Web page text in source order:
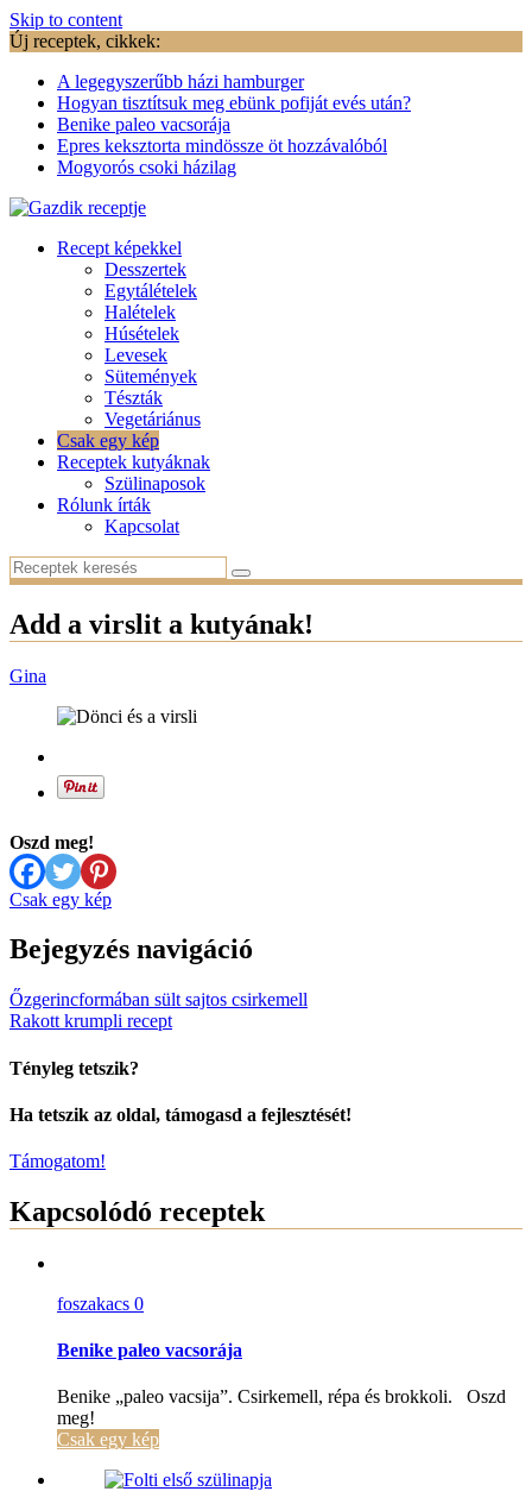
Skip to content
Új receptek, cikkek:
A legegyszerűbb házi hamburger
Hogyan tisztítsuk meg ebünk pofiját evés után?
Benike paleo vacsorája
Epres keksztorta mindössze öt hozzávalóból
Mogyorós csoki házilag
Recept képekkel
Desszertek
Egytálételek
Halételek
Húsételek
Levesek
Sütemények
Tészták
Vegetáriánus
Csak egy kép
Receptek kutyáknak
Szülinaposok
Rólunk írták
Kapcsolat
Add a virslit a kutyának!
Gina
Oszd meg!
Csak egy kép
Bejegyzés navigáció
Őzgerincformában sült sajtos csirkemell
Rakott krumpli recept
Tényleg tetszik?
Ha tetszik az oldal, támogasd a fejlesztését!
Támogatom!
Kapcsolódó receptek
foszakacs 0
Benike paleo vacsorája
Benike „paleo vacsija”. Csirkemell, répa és brokkoli. Oszd
meg!
Csak egy kép